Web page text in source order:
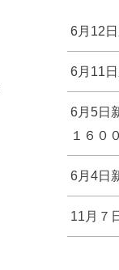
6月12
6月11
6月5日
１６０
6月4日
11月７